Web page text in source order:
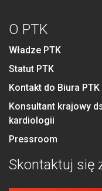
O PTK
Władze PTK
Statut PTK
Kontakt do Biura PTK
Konsultant krajowy
kardiologii
Pressroom
Skontaktuj się